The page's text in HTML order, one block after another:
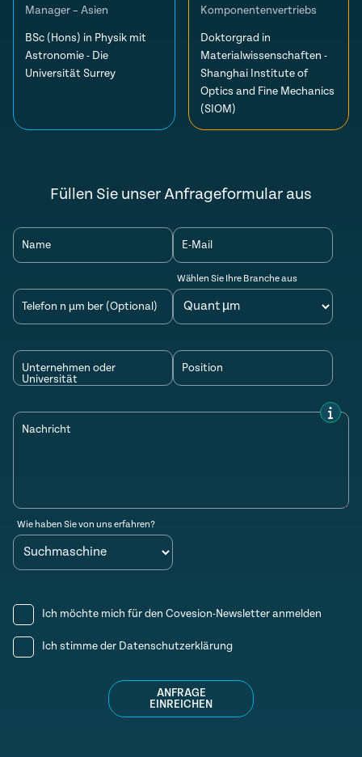
Manager – Asien
BSc (Hons) in Physik mit
Astronomie - Die
Universität Surrey
Komponentenvertriebs
Doktorgrad in
Materialwissenschaften -
Shanghai Institute of
Optics and Fine Mechanics
(SIOM)
Füllen Sie unser Anfrageformular aus
Name E-Mail
Telefon n µm ber (Optional)
Wählen Sie Ihre Branche aus
Unternehmen oder
Universität
Position
Nachricht
Wie haben Sie von uns erfahren?
Ich möchte mich für den Covesion-Newsletter anmelden
Ich stimme der Datenschutzerklärung
ANFRAGE
EINREICHEN